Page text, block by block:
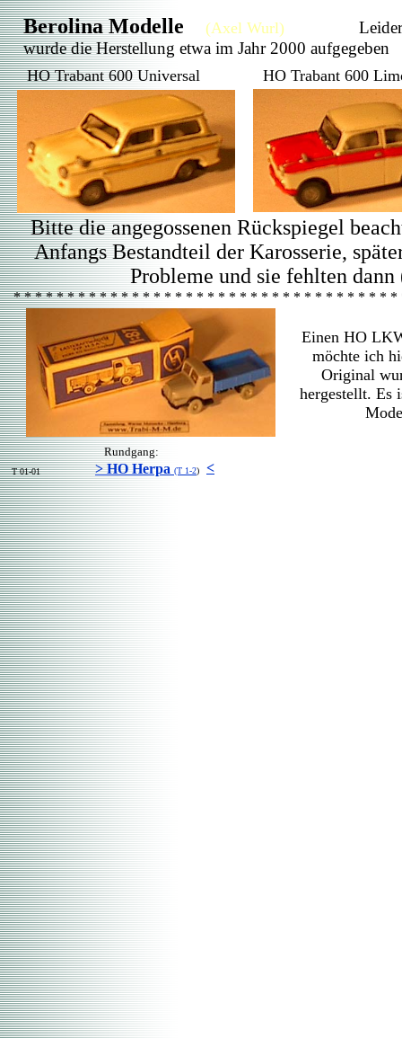
Berolina Modelle (Axel Wurl)
Leider
wurde die Herstellung etwa im Jahr 2000 aufgegeben
HO Trabant 600 Universal HO Trabant 600
Bitte die angegossenen Rückspiegel
Anfangs Bestandteil der Karosserie,
Probleme und sie fehlten dann
* * * * * * * * * * * * * * * * * * * * * * * * * * * * * * * * * * *
Einen HO
möchte ich
Original
hergestellt. Es
T 01-01
Rundgang:
> HO Herpa (T 1-2) <